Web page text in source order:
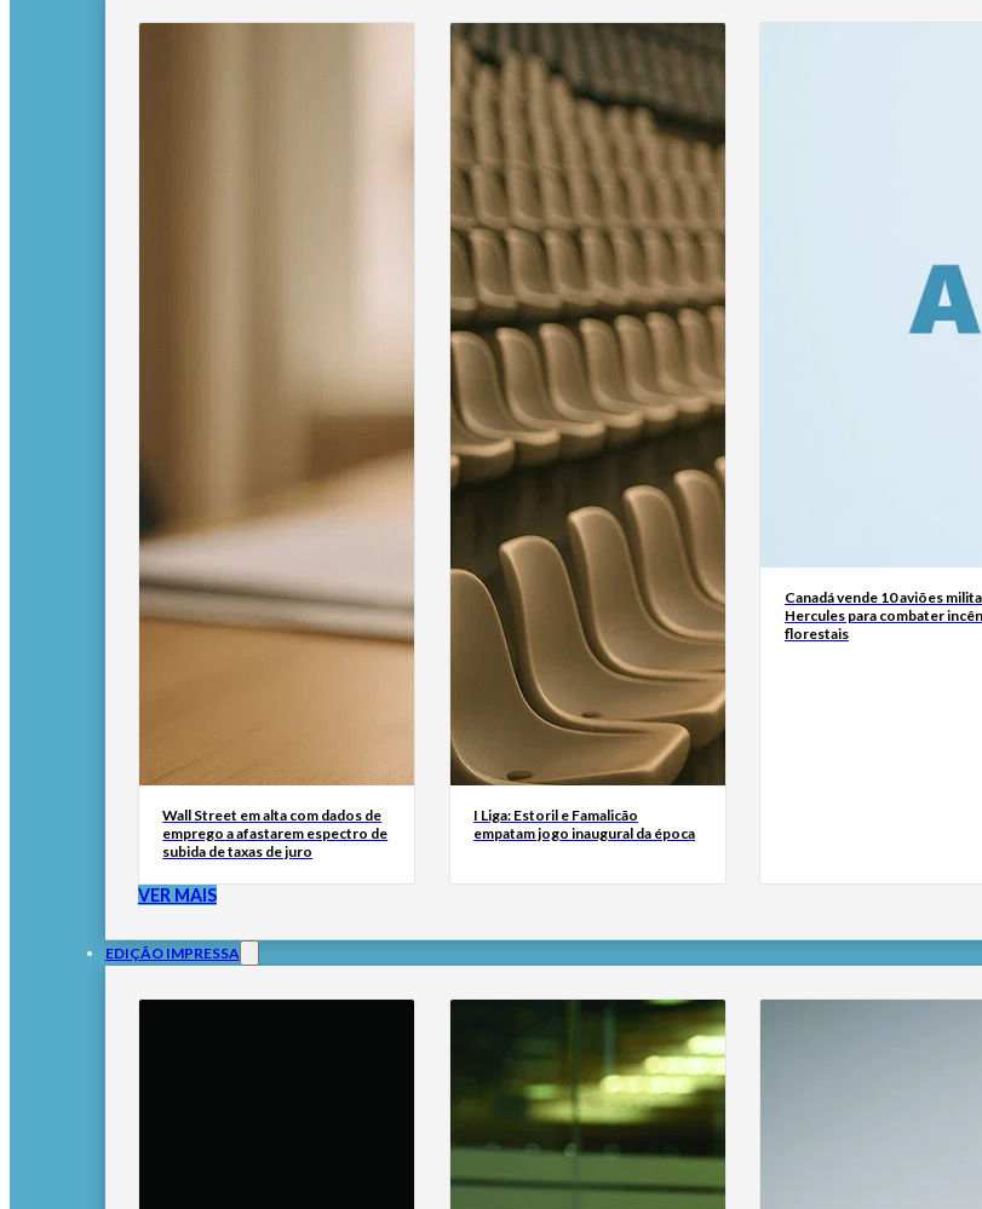
Wall Street em alta com dados de
emprego a afastarem espectro de
subida de taxas de juro
I Liga: Estoril e Famalicão
empatam jogo inaugural da época
Canadá vende 10 aviões
Hercules para combater
florestais
VER MAIS
EDIÇÃO IMPRESSA